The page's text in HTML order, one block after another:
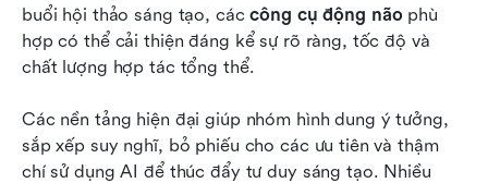
buổi hội thảo sáng tạo, các công cụ động não phù
hợp có thể cải thiện đáng kể sự rõ ràng, tốc độ và
chất lượng hợp tác tổng thể.
Các nền tảng hiện đại giúp nhóm hình dung ý tưởng,
sắp xếp suy nghĩ, bỏ phiếu cho các ưu tiên và thậm
chí sử dụng AI để thúc đẩy tư duy sáng tạo. Nhiều
Các kỹ thuật động não hiệu quả để tạo ra ý
tưởng tốt hơn
Những thách thức thường gặp khi sử dụng công
cụ động não (và cách khắc phục chúng)
Kết luận